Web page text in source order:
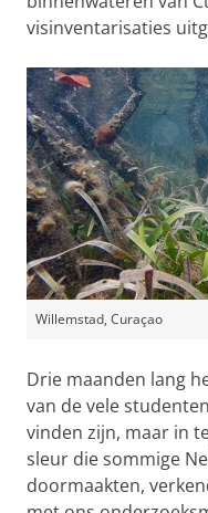
visinventarisaties
Willemstad, Curaçao
Drie maanden lang
van de vele
vinden zijn, maar in
sleur die sommige
doormaakten,